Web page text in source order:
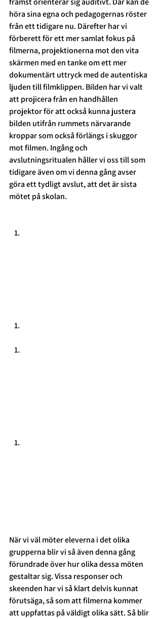
höra sina egna och pedagogernas röster
från ett tidigare nu. Därefter har vi
förberett för ett mer samlat fokus på
filmerna, projektionerna mot den vita
skärmen med en tanke om ett mer
dokumentärt uttryck med de autentiska
ljuden till filmklippen. Bilden har vi valt
att projicera från en handhållen
projektor för att också kunna justera
bilden utifrån rummets närvarande
kroppar som också förlängs i skuggor
mot filmen. Ingång och
avslutningsritualen håller vi oss till som
tidigare även om vi denna gång avser
göra ett tydligt avslut, att det är sista
mötet på skolan.
När vi väl möter eleverna i det olika
grupperna blir vi så även denna gång
förundrade över hur olika dessa möten
gestaltar sig. Vissa responser och
skeenden har vi så klart delvis kunnat
förutsäga, så som att filmerna kommer
att uppfattas på väldigt olika sätt. Så blir